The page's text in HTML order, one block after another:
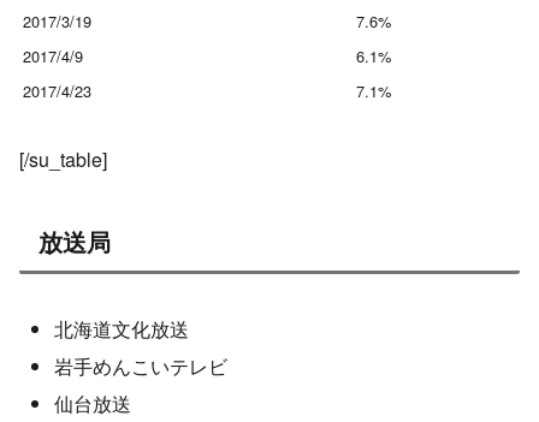
2017/3/19
7.6%
2017/4/9
6.1%
2017/4/23
7.1%
[/su_table]
放送局
北海道文化放送
岩手めんこいテレビ
仙台放送